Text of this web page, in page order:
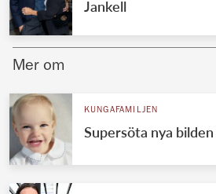
Jankell
Mer om
KUNGAFAMILJEN
Supersöta nya